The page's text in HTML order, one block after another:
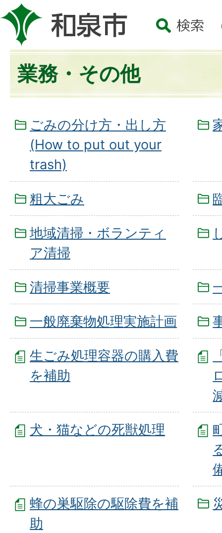
業務・その他
ごみの分け方・出し方
(How to put out your
trash)
粗大ごみ
地域清掃・ボランティ
ア清掃
清掃事業概要
一般廃棄物処理実施計画
生ごみ処理容器の購入費
を補助
犬・猫などの死獣処理
蜂の巣駆除の駆除費を補
助